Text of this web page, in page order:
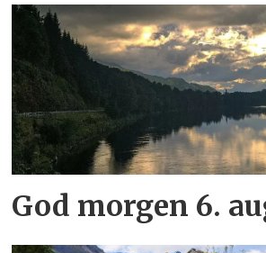
God morgen 6.